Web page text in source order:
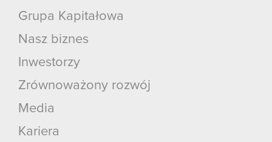
Grupa Kapitałowa
Nasz biznes
Inwestorzy
Zrównoważony rozwój
Media
Kariera